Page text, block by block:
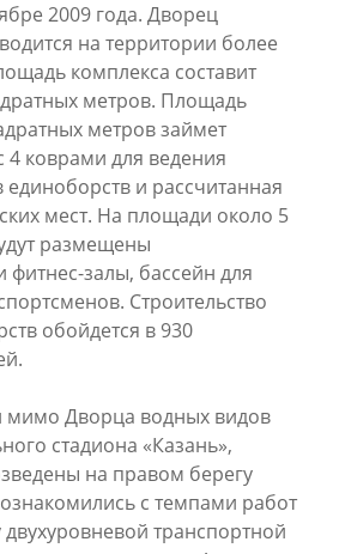
2009 года. Дворец
на территории более
комплекса составит
метров. Площадь
метров займет
4 коврами для ведения
и рассчитанная
мест. На площади около 5
размещены
залы, бассейн для
Строительство
обойдется в 930
мимо Дворца водных видов
стадиона «Казань»,
на правом берегу
с темпами работ
двухуровневой транспортной